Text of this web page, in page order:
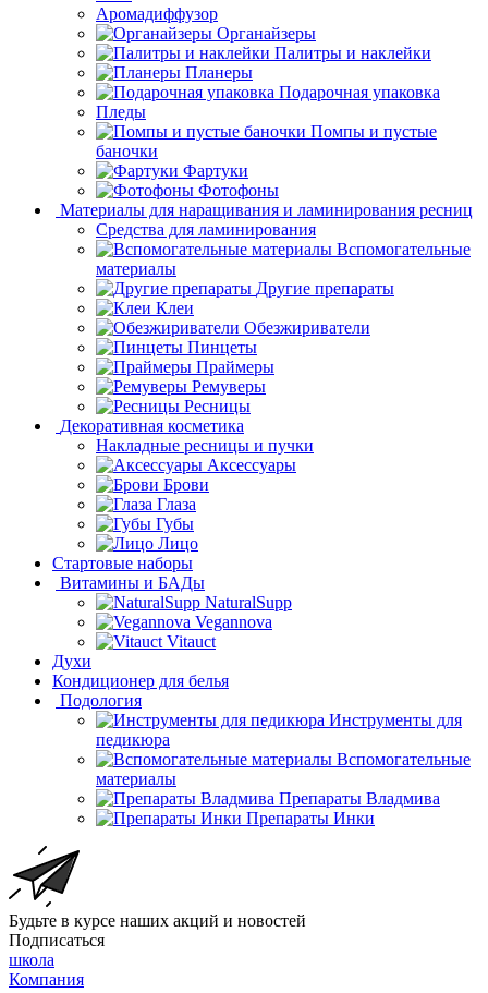
Аромадиффузор
Органайзеры
Палитры и наклейки
Планеры
Подарочная упаковка
Пледы
Помпы и пустые
баночки
Фартуки
Фотофоны
Материалы для наращивания и ламинирования ресниц
Средства для ламинирования
Вспомогательные
материалы
Другие препараты
Клеи
Обезжириватели
Пинцеты
Праймеры
Ремуверы
Ресницы
Декоративная косметика
Накладные ресницы и пучки
Аксессуары
Брови
Глаза
Губы
Лицо
Стартовые наборы
Витамины и БАДы
NaturalSupp
Vegannova
Vitauct
Духи
Кондиционер для белья
Подология
Инструменты для
педикюра
Вспомогательные
материалы
Препараты Владмива
Препараты Инки
Будьте в курсе наших акций и новостей
Подписаться
школа
Компания